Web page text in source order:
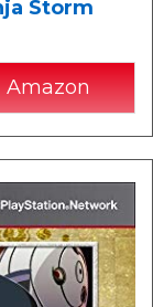
Storm
Amazon